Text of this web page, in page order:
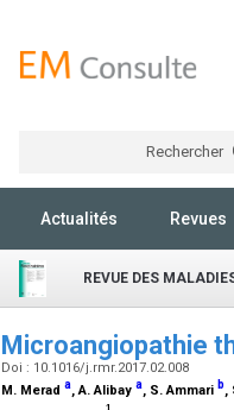
Rechercher
Actualités Revues
REVUE DES
Microangiopathie
Doi : 10.1016/j.rmr.2017.02.008
M. Merad a, A. Alibay a, S. Ammari b,
1